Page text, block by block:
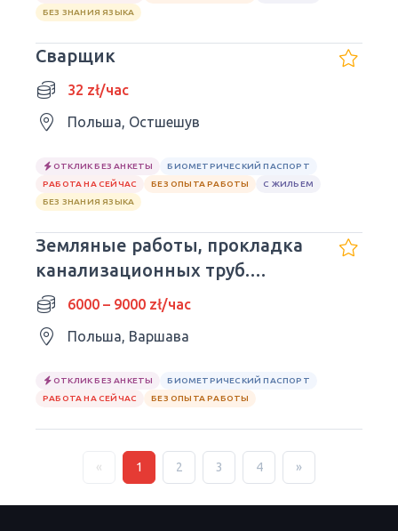
БЕЗ ЗНАНИЯ ЯЗЫКА
Сварщик
32 zł/час
Польша, Остшешув
ОТКЛИК БЕЗ АНКЕТЫ
БИОМЕТРИЧЕСКИЙ ПАСПОРТ
РАБОТА НА СЕЙЧАС
БЕЗ ОПЫТА РАБОТЫ
С ЖИЛЬЕМ
БЕЗ ЗНАНИЯ ЯЗЫКА
Земляные работы, прокладка
канализационных труб.
Помощники.
6000 – 9000 zł/час
Польша, Варшава
ОТКЛИК БЕЗ АНКЕТЫ
БИОМЕТРИЧЕСКИЙ ПАСПОРТ
РАБОТА НА СЕЙЧАС
БЕЗ ОПЫТА РАБОТЫ
« 1 2 3 4 »